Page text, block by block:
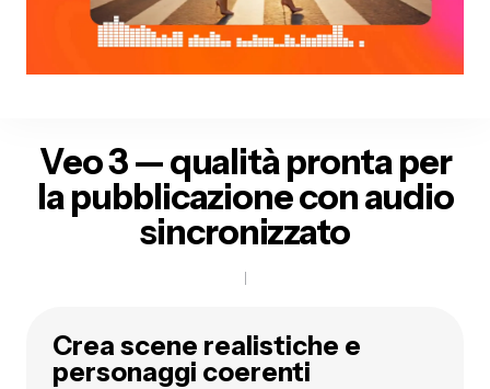
Veo 3 — qualità pronta per
la pubblicazione con audio
sincronizzato
Crea scene realistiche e
personaggi coerenti